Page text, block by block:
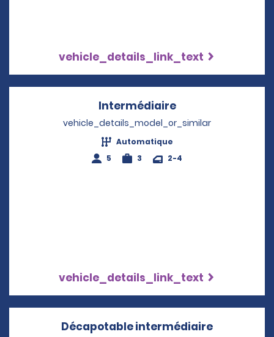
vehicle_details_link_text
IntermédiaireOpens in a new
vehicle_details_model_or_similar
Automatique
5
3 2-4
vehicle_details_link_text
Décapotable intermédiaire